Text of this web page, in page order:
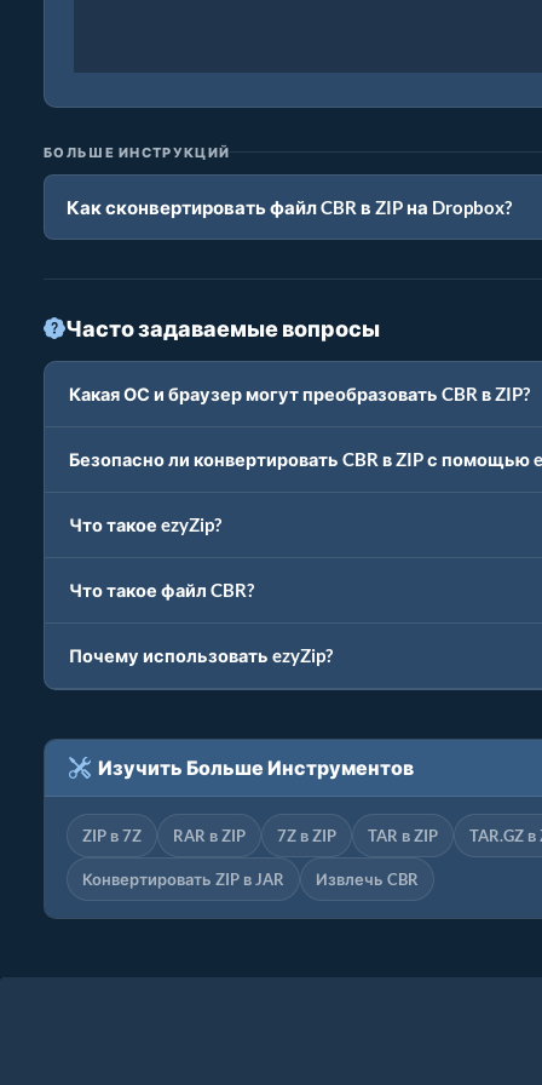
БОЛЬШЕ ИНСТРУКЦИЙ
Как сконвертировать файл CBR в ZIP на Dropbox?
Часто задаваемые вопросы
Какая ОС и браузер могут преобразовать CBR в ZIP?
Безопасно ли конвертировать CBR в ZIP с помощью
Что такое ezyZip?
Что такое файл CBR?
Почему использовать ezyZip?
Изучить Больше Инструментов
ZIP в 7Z RAR в ZIP 7Z в ZIP TAR в ZIP TAR.GZ в
Конвертировать ZIP в JAR Извлечь CBR